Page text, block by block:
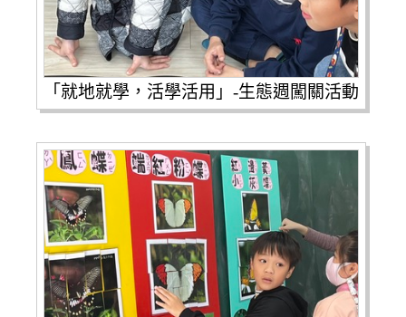
「就地就學，活學活用」-生態週闖關活動